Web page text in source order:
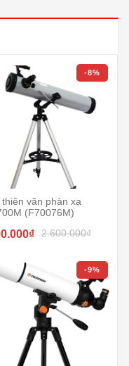
-8%
thiên văn phản xạ
(F70076M)
2.600.000₫
-9%